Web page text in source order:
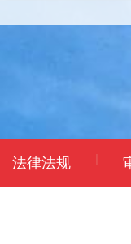
法律法规 |